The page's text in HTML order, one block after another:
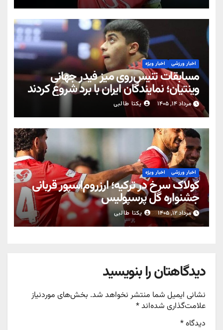
اخبار ورزشی اخبار ویژه
مسابقات تنیس‌روی میز فیدر جهانی
وینتیان؛ نمایندگان ایران با برد شروع کردند
مرداد ۱۴, ۱۴۰۵ یکتا طالبی
اخبار ورزشی اخبار ویژه
کولاک سرخ در ترکیه؛ ارزروم‌اسپور قربانی
جشنواره گل پرسپولیس
مرداد ۱۲, ۱۴۰۵ یکتا طالبی
دیدگاهتان را بنویسید
نشانی ایمیل شما منتشر نخواهد شد. بخش‌های موردنیاز
علامت‌گذاری شده‌اند*
دیدگاه*